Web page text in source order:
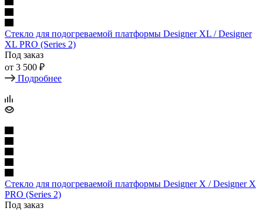
Стекло для подогреваемой платформы Designer XL / Designer
XL PRO (Series 2)
Под заказ
от 3 500 ₽
Подробнее
Стекло для подогреваемой платформы Designer X / Designer X
PRO (Series 2)
Под заказ